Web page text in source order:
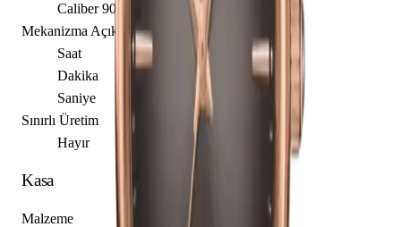
Caliber 902.101
Mekanizma Açıklaması
Saat
Dakika
Saniye
Sınırlı Üretim
Hayır
Kasa
Malzeme